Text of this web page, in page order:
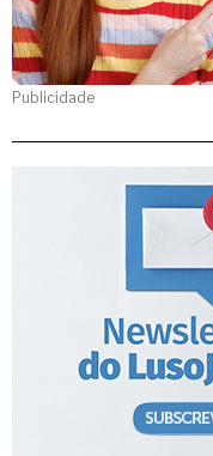
Publicidade